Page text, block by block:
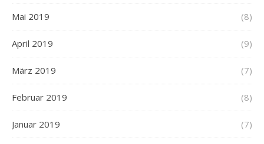
Mai 2019 (8)
April 2019 (9)
März 2019 (7)
Februar 2019 (8)
Januar 2019 (7)